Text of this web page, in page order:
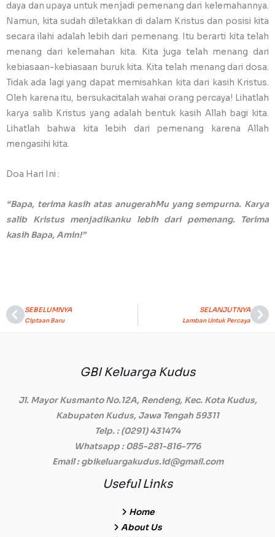
daya dan upaya untuk menjadi pemenang dari kelemahannya.
Namun, kita sudah diletakkan di dalam Kristus dan posisi kita
secara ilahi adalah lebih dari pemenang. Itu berarti kita telah
menang dari kelemahan kita. Kita juga telah menang dari
kebiasaan-kebiasaan buruk kita. Kita telah menang dari dosa.
Tidak ada lagi yang dapat memisahkan kita dari kasih Kristus.
Oleh karena itu, bersukacitalah wahai orang percaya! Lihatlah
karya salib Kristus yang adalah bentuk kasih Allah bagi kita.
Lihatlah bahwa kita lebih dari pemenang karena Allah
mengasihi kita.
Doa Hari Ini :
“Bapa, terima kasih atas anugerahMu yang sempurna. Karya
salib Kristus menjadikanku lebih dari pemenang. Terima
kasih Bapa, Amin!”
Prev
SEBELUMNYA
Ciptaan Baru
SELANJUTNYA
Lamban Untuk Percaya
GBI Keluarga Kudus
Jl. Mayor Kusmanto No.12A, Rendeng, Kec. Kota Kudus,
Kabupaten Kudus, Jawa Tengah 59311
Telp. : (0291) 431474
Whatsapp : 085-281-816-776
Email: gbikeluargakudus.id@gmail.com
Useful Links
Home
About Us